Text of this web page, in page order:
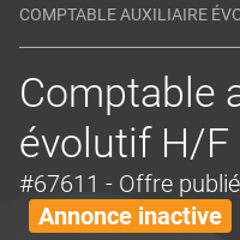
COMPTABLE AUXILIAIRE
Comptable
évolutif H/F
#67611 - Offre
Annonce inactive